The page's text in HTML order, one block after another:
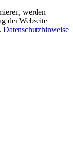
werden
der Webseite
Datenschutzhinweise